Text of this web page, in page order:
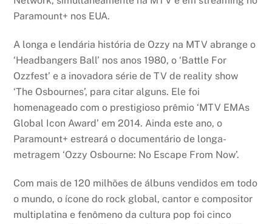
Paramount+ nos EUA.
A longa e lendária história de Ozzy na MTV abrange o
‘Headbangers Ball’ nos anos 1980, o ‘Battle For
Ozzfest’ e a inovadora série de TV de reality show
‘The Osbournes’, para citar alguns. Ele foi
homenageado com o prestigioso prêmio ‘MTV EMAs
Global Icon Award’ em 2014. Ainda este ano, o
Paramount+ estreará o documentário de longa-
metragem ‘Ozzy Osbourne: No Escape From Now’.
Com mais de 120 milhões de álbuns vendidos em todo
o mundo, o ícone do rock global, cantor e compositor
multiplatina e fenômeno da cultura pop foi cinco